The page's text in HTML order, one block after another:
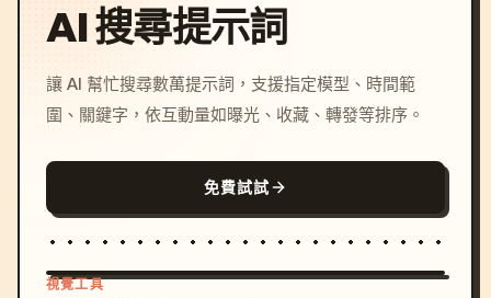
AI 搜尋提示詞
讓 AI 幫忙搜尋數萬提示詞，支援指定模型、時間範
圍、關鍵字，依互動量如曝光、收藏、轉發等排序。
免費試試
視覺工具